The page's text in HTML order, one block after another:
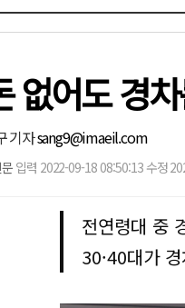
없어도 경
기자sang9@imaeil.com
입력 2022-09-18 08:50:13 수정
전연령대 중
30·40대가